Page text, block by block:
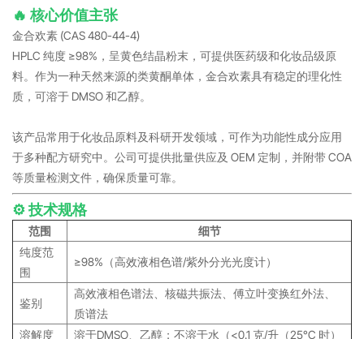
🔥 核心价值主张
金合欢素 (CAS 480-44-4)
HPLC 纯度 ≥98%，呈黄色结晶粉末，可提供医药级和化妆品级原
料。作为一种天然来源的类黄酮单体，金合欢素具有稳定的理化性
质，可溶于 DMSO 和乙醇。
该产品常用于化妆品原料及科研开发领域，可作为功能性成分应用
于多种配方研究中。公司可提供批量供应及 OEM 定制，并附带 COA
等质量检测文件，确保质量可靠。
⚙️ 技术规格
范围
细节
纯度范
围
≥98%（高效液相色谱/紫外分光光度计）
鉴别
高效液相色谱法、核磁共振法、傅立叶变换红外法、
质谱法
溶解度
溶于DMSO、乙醇；不溶于水（<0.1 克/升（25°C 时）